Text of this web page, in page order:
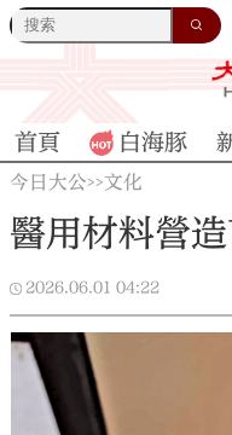
首頁 白海豚
今日大公>>文化
醫用材料營
2026.06.01 04:22